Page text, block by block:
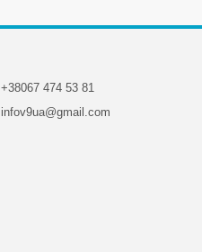
+38067 474 53 81
infov9ua@gmail.com